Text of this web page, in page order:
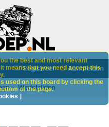
Aanmelden
Registreer
Wedstrijden
the best and most relevant
means that you need accept this
used on this board by clicking the
of the page.
]